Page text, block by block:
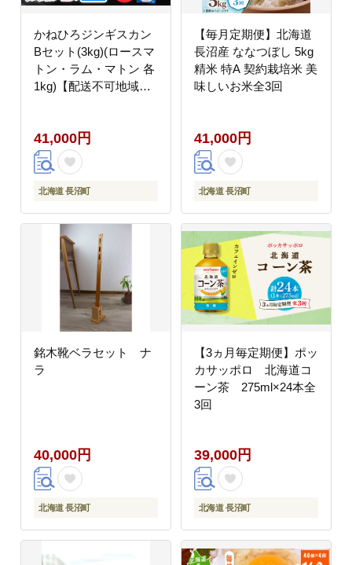
かねひろジンギスカン
Bセット(3kg)(ロースマ
トン・ラム・マトン 各
1kg)【配送不可地域：
41,000円
北海道 長沼町
【毎月定期便】北海道
長沼産 ななつぼし 5kg
精米 特A 契約栽培米 美
味しいお米全3回
41,000円
北海道 長沼町
銘木靴ベラセット ナ
ラ
40,000円
北海道 長沼町
【3ヵ月毎定期便】ポッ
カサッポロ 北海道コ
ーン茶 275ml×24本全
3回
39,000円
北海道 長沼町